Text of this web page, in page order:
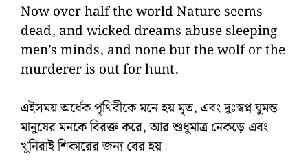
Now over half the world Nature seems
dead, and wicked dreams abuse sleeping
men’s minds, and none but the wolf or the
murderer is out for hunt.
এইসময় অর্ধেক পৃথিবীকে মনে হয় মৃত, এবং দুঃস্বপ্ন ঘুমন্ত
মানুষের মনকে বিরক্ত করে, আর শুধুমাত্র নেকড়ে এবং
খুনিরাই শিকারের জন্য বের হয়।